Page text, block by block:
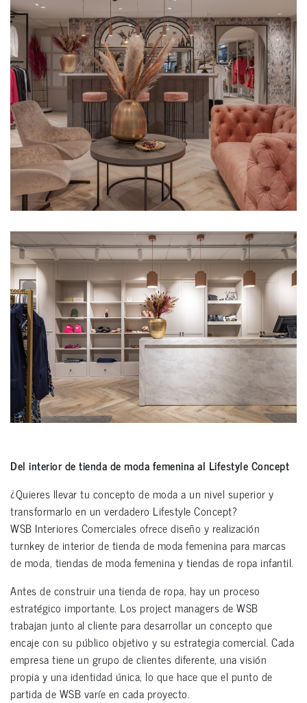
Del interior de tienda de moda femenina al Lifestyle Concept
¿Quieres llevar tu concepto de moda a un nivel superior y
transformarlo en un verdadero Lifestyle Concept?
WSB Interiores Comerciales ofrece diseño y realización
turnkey de interior de tienda de moda femenina para marcas
de moda, tiendas de moda femenina y tiendas de ropa infantil.
Antes de construir una tienda de ropa, hay un proceso
estratégico importante. Los project managers de WSB
trabajan junto al cliente para desarrollar un concepto que
encaje con su público objetivo y su estrategia comercial. Cada
empresa tiene un grupo de clientes diferente, una visión
propia y una identidad única, lo que hace que el punto de
partida de WSB varíe en cada proyecto.